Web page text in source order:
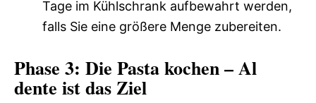
Tage im Kühlschrank aufbewahrt werden,
falls Sie eine größere Menge zubereiten.
Phase 3: Die Pasta kochen – Al
dente ist das Ziel